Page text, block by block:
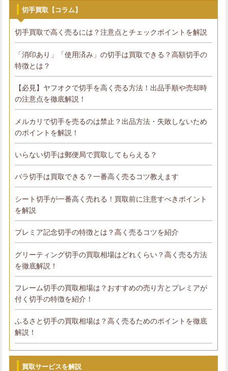
切手買取【コラム】
切手買取で高く売るには？注意点とチェックポイントを解説
「消印あり」「使用済み」の切手は買取できる？高額切手の
特徴とは？
【必見】ヤフオクで切手を高く売る方法！出品手順や売却時
の注意点を徹底解説！
メルカリで切手を売るのは禁止？出品方法・失敗しないため
のポイントを解説！
いらない切手は郵便局で買取してもらえる？
バラ切手は買取できる？一番高く売るコツ教えます
シート切手が一番高く売れる！買取前に注意すべきポイント
を解説
プレミア記念切手の特徴とは？高く売るコツを紹介
グリーティング切手の買取相場はどれくらい？高く売る方法
を徹底解説！
フレーム切手の買取相場は？おすすめの売り方とプレミアが
付く切手の特徴を紹介！
ふるさと切手の買取相場は？高く売るためのポイントを徹底
解説！
買取サービスを解説